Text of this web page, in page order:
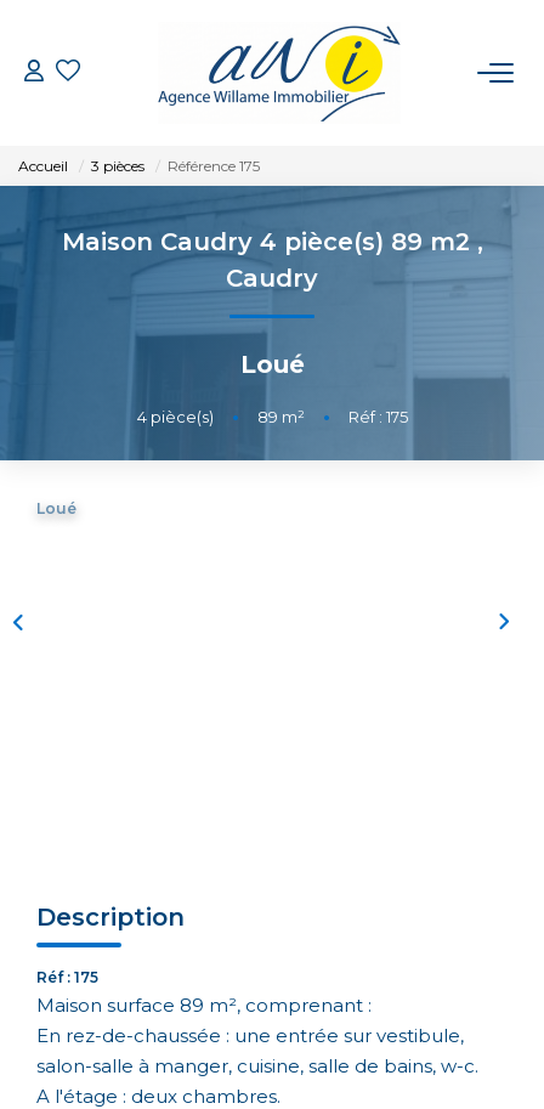
LOCATION
GESTION
ESTIMATION
CONTACT
Accueil 3 pièces Référence 175
Maison Caudry 4 pièce(s) 89 m2,
Caudry
Loué
4pièce(s) • 89 m² • Réf : 175
Loué
Description
Réf : 175
Maison surface 89 m², comprenant :
En rez-de-chaussée : une entrée sur vestibule,
salon-salle à manger, cuisine, salle de bains, w-c.
A l'étage : deux chambres.